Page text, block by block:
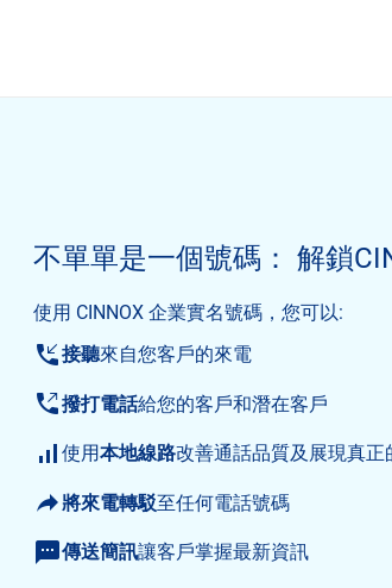
不單單是一個號碼： 解鎖
使用 CINNOX 企業實名號碼，您可以:
接聽來自您客戶的來電
撥打電話給您的客戶和潛在客戶
使用本地線路改善通話品質及展現真正
將來電轉駁至任何電話號碼
傳送簡訊讓客戶掌握最新資訊